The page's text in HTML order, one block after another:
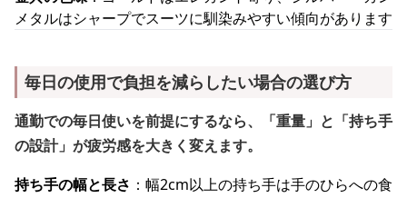
メタルはシャープでスーツに馴染みやすい傾向があります
毎日の使用で負担を減らしたい場合の選び方
通勤での毎日使いを前提にするなら、「重量」と「持ち手
の設計」が疲労感を大きく変えます。
持ち手の幅と長さ ：幅2cm以上の持ち手は手のひらへの食